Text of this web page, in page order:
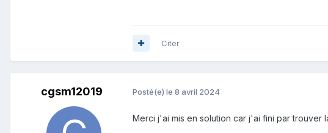
Citer
cgsm12019 Posté(e) le 8 avril 2024
Merci j'ai mis en solution car j'ai fini par trouver